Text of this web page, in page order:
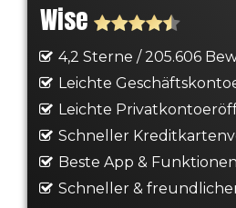
Wise
4,2 Sterne / 205.606
Leichte
Leichte
Schneller
Beste App & Funktionen
Schneller &